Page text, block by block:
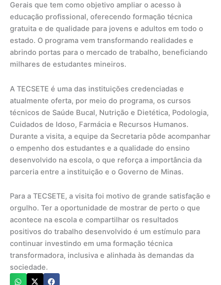
Gerais que tem como objetivo ampliar o acesso à
educação profissional, oferecendo formação técnica
gratuita e de qualidade para jovens e adultos em todo o
estado. O programa vem transformando realidades e
abrindo portas para o mercado de trabalho, beneficiando
milhares de estudantes mineiros.
A TECSETE é uma das instituições credenciadas e
atualmente oferta, por meio do programa, os cursos
técnicos de Saúde Bucal, Nutrição e Dietética, Podologia,
Cuidados de Idoso, Farmácia e Recursos Humanos.
Durante a visita, a equipe da Secretaria pôde acompanhar
o empenho dos estudantes e a qualidade do ensino
desenvolvido na escola, o que reforça a importância da
parceria entre a instituição e o Governo de Minas.
Para a TECSETE, a visita foi motivo de grande satisfação e
orgulho. Ter a oportunidade de mostrar de perto o que
acontece na escola e compartilhar os resultados
positivos do trabalho desenvolvido é um estímulo para
continuar investindo em uma formação técnica
transformadora, inclusiva e alinhada às demandas da
sociedade.